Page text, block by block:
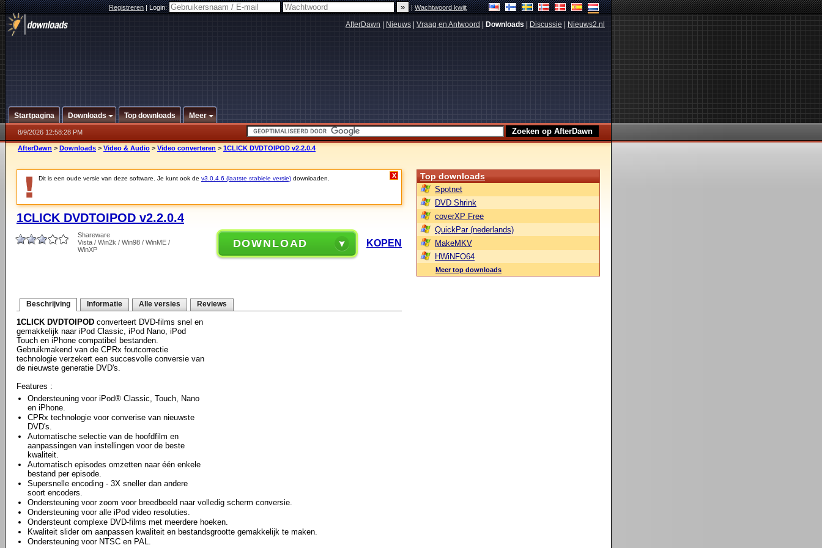
Registreren|Login: |Wachtwoord kwijt
AfterDawn Nieuws Vraag en Antwoord Downloads Discussie Nieuws2.nl
Startpagina Downloads Top downloads Meer
8/9/2026 12:58:28 PM
AfterDawn > Downloads > Video & Audio > Video converteren > 1CLICK DVDTOIPOD v2.2.0.4
Dit is een oude versie van deze software. Je kunt ook de v3.0.4.6 (laatste stabiele versie) downloaden. X
1CLICK DVDTOIPOD v2.2.0.4
Shareware
Vista / Win2k / Win98 / WinME /
WinXP
DOWNLOAD KOPEN
Beschrijving Informatie Alle versies Reviews
1CLICK DVDTOIPOD converteert DVD-films snel en
gemakkelijk naar iPod Classic, iPod Nano, iPod
Touch en iPhone compatibel bestanden.
Gebruikmakend van de CPRx foutcorrectie
technologie verzekert een succesvolle conversie van
de nieuwste generatie DVD's.
Features :
Ondersteuning voor iPod® Classic, Touch, Nano
en iPhone.
CPRx technologie voor converise van nieuwste
DVD's.
Automatische selectie van de hoofdfilm en
aanpassingen van instellingen voor de beste
kwaliteit.
Automatisch episodes omzetten naar één enkele
bestand per episode.
Supersnelle encoding - 3X sneller dan andere
soort encoders.
Ondersteuning voor zoom voor breedbeeld naar volledig scherm conversie.
Ondersteuning voor alle iPod video resoluties.
Ondersteunt complexe DVD-films met meerdere hoeken.
Kwaliteit slider om aanpassen kwaliteit en bestandsgrootte gemakkelijk te maken.
Ondersteuning voor NTSC en PAL.
Top downloads
Spotnet
DVD Shrink
coverXP Free
QuickPar (nederlands)
MakeMKV
HWiNFO64
Meer top downloads